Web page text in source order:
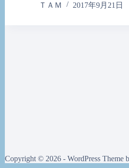
ＴＡＭ
2017年9月21日
Copyright © 2026 - WordPress Theme